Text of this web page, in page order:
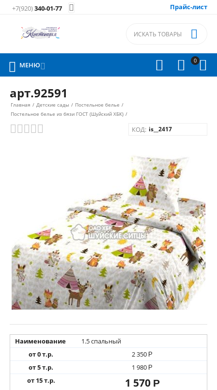
Прайс-лист
+7(920)340-01-77 
0 



 МЕНЮ
арт.92591
Главная / Детские сады / Постельное белье /
Постельное белье из бязи ГОСТ (Шуйский ХБК) /
КОД: is__2417
Наименование
1.5 спальный
от 0 т.р.
2 350 Р
от 5 т.р. 1 980 Р
от 15 т.р. 1 570 Р